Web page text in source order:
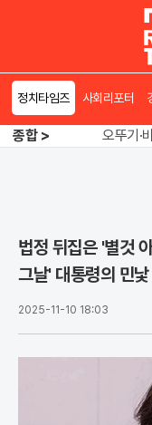
정치타임즈 사회리포터
종합 >
오뚜기·
"징벌적
법정 뒤집은 '별것
그날' 대통령의 민낯
2025-11-10 18:03